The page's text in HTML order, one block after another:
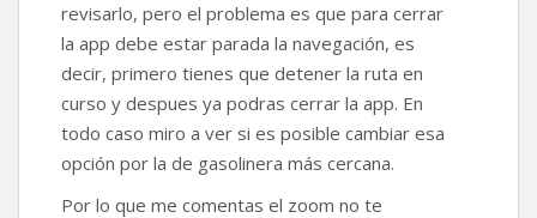
revisarlo, pero el problema es que para cerrar
la app debe estar parada la navegación, es
decir, primero tienes que detener la ruta en
curso y despues ya podras cerrar la app. En
todo caso miro a ver si es posible cambiar esa
opción por la de gasolinera más cercana.
Por lo que me comentas el zoom no te